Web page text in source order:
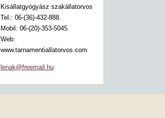
Kisállatgyógyász szakállatorvos
Tel.: 06-(36)-432-888.
Mobil: 06-(20)-353-5045.
Web:
www.tarnamentiallatorvos.com
lenak@freemail.hu